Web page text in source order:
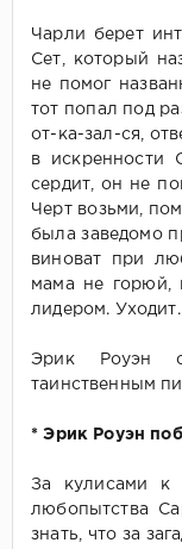
Чарли берет
Сет, который
не помог
тот попал под
от-ка-зал-ся,
в искренности
сердит, он не
Черт возьми,
была заведомо
виноват при
мама не горюй,
лидером. Уходит.
Эрик Роуэн
таинственным
* Эрик Роуэн
За кулисами к
любопытства
знать, что за